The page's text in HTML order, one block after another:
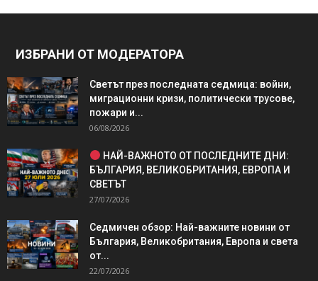
ИЗБРАНИ ОТ МОДЕРАТОРА
Светът през последната седмица: войни,
миграционни кризи, политически трусове,
пожари и...
06/08/2026
НАЙ-ВАЖНОТО ОТ ПОСЛЕДНИТЕ ДНИ:
БЪЛГАРИЯ, ВЕЛИКОБРИТАНИЯ, ЕВРОПА И
СВЕТЪТ
27/07/2026
Седмичен обзор: Най-важните новини от
България, Великобритания, Европа и света
от...
22/07/2026